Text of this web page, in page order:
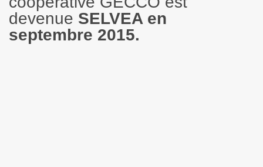
devenue SELVEA en
septembre 2015.